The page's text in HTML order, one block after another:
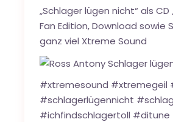
„Schlager lügen nicht“ als
Fan Edition, Download sowie
ganz viel Xtreme Sound
#xtremesound #xtremegeil
#schlagerlügennicht #
#ichfindschlagertoll #ditune